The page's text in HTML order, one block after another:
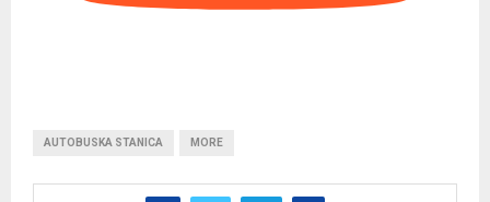
AUTOBUSKA STANICA MORE